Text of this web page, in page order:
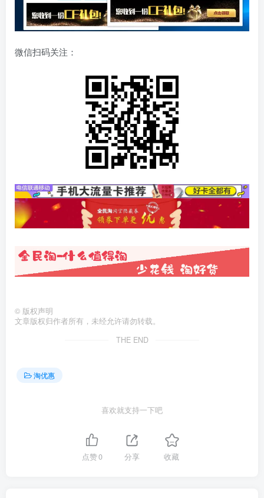
微信扫码关注：
© 版权声明
文章版权归作者所有，未经允许请勿转载。
THE END
淘优惠
喜欢就支持一下吧
点赞0 分享 收藏